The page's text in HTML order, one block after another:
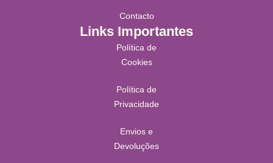
Contacto
Links Importantes
Política de
Cookies
Política de
Privacidade
Envios e
Devoluções